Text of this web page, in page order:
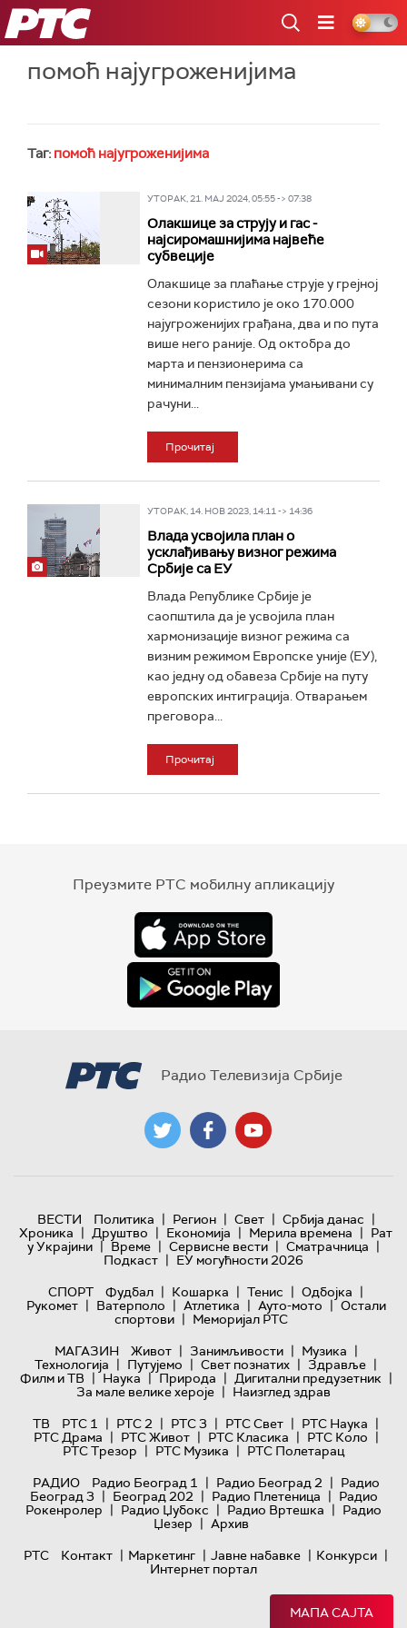
РТС
помоћ најугроженијима
Таг: помоћ најугроженијима
УТОРАК, 21. МАЈ 2024, 05:55 -> 07:38
Олакшице за струју и гас -
најсиромашнијима највеће
субвеције
Олакшице за плаћање струје у грејној
сезони користило је око 170.000
најугроженијих грађана, два и по пута
више него раније. Од октобра до
марта и пензионерима са
минималним пензијама умањивани су
рачуни...
Прочитај
УТОРАК, 14. НОВ 2023, 14:11 -> 14:36
Влада усвојила план о
усклађивању визног режима
Србије са ЕУ
Влада Републике Србије је
саопштила да је усвојила план
хармонизације визног режима са
визним режимом Европске уније (ЕУ),
као једну од обавеза Србије на путу
европских интиграција. Отварањем
преговора...
Прочитај
Преузмите РТС мобилну апликацију
Радио Телевизија Србије
ВЕСТИ Политика | Регион | Свет | Србија данас |
Хроника | Друштво | Економија | Мерила времена | Рат
у Украјини | Време | Сервисне вести | Сматрачница |
Подкаст | ЕУ могућности 2026
СПОРТ
Фудбал | Кошарка | Тенис | Одбојка |
Рукомет | Ватерполо | Атлетика | Ауто-мото | Остали
спортови | Меморијал РТС
МАГАЗИН
Живот | Занимљивости | Музика |
Технологијa | Путујемо | Свет познатих | Здравље |
Филм и ТВ | Наука | Природа | Дигитални предузетник |
За мале велике хероје | Наизглед здрав
ТВ
РТС 1 | РТС 2 | РТС 3 | РТС Свет | РТС Наука |
РТС Драма | РТС Живот | РТС Класика | РТС Коло |
РТС Трезор | РТС Музика | РТС Полетарац
РАДИО
Радио Београд 1 | Радио Београд 2 | Радио
Београд 3 | Београд 202 | Радио Плетеница | Радио
Рокенролер | Радио Џубокс | Радио Вртешка | Радио
Џезер | Архив
РТС
Контакт | Маркетинг | Јавне набавке | Конкурси |
Интернет портал
МАПА САЈТА